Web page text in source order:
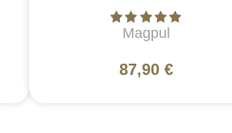
Magpul
87,90 €